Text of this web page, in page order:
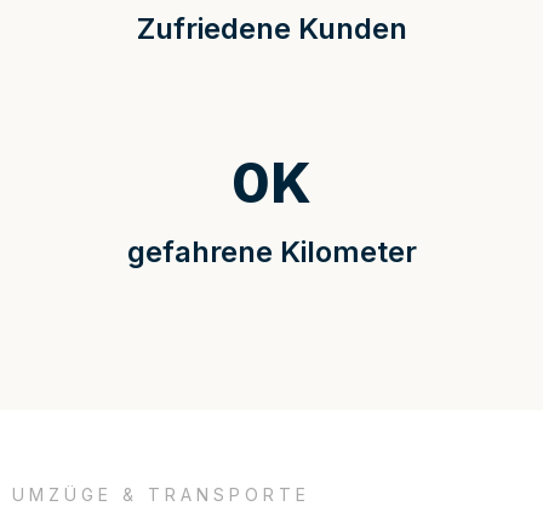
Zufriedene Kunden
gefahrene Kilometer
0K
UMZÜGE & TRANSPORTE